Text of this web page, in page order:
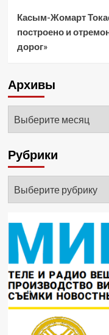
Касым-Жомарт
построено и
дорог»
Архивы
Рубрики